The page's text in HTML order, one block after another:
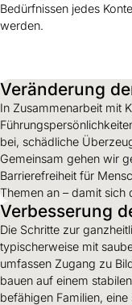
Bedürfnissen jedes
werden.
Veränderung
In Zusammenarbeit mit
bei, schädliche
Gemeinsam gehen wir
Barrierefreiheit für
Themen an – damit sich
Verbesserung
Die Schritte zur
typischerweise mit
umfassen Zugang zu
bauen auf einem
befähigen Familien,